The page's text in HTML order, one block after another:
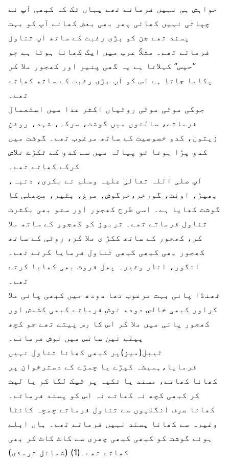
خواہش ہی نہیں فرماتے تھے یہاں تک کہ کبھی آپ نے
چپاتی نہیں کھائی پھر بھی بعض کھانے آپ کو بہت
پسند تھے جن کو بڑی رغبت کے ساتھ آپ تناول
فرماتے تھے۔ مثلاً عرب میں ایک کھانا ہوتا ہے جو
”حیس” کہلاتا ہے یہ گھی پنیر اور کھجور ملا کر
پکایا جاتا ہے اس کو آپ بڑی رغبت کے ساتھ کھاتے
تھے۔
جوکی موٹی موٹی روٹیاں اکثر غذا میں استعمال
فرماتے، سالنوں میں گوشت، سرکہ، شہد، روغن
زیتون، کدو خصوصیت کے ساتھ مرغوب تھے۔ گوشت میں
کدو پڑا ہوتا تو پیالہ میں سے کدو کے ٹکڑے تلاش
کرکے کھاتے تھے۔
آپ صلی اللہ تعالیٰ علیہ وسلم نے بکری، دنبہ،
بھیڑ، اونٹ، گورخر،خرگوش، مرغ، بٹیر، مچھلی کا
گوشت کھایا ہے۔ اسی طرح کھجور اور ستو بھی بکثرت
تناول فرماتے تھے۔ تربوز کو کھجور کے ساتھ ملا
کر، کھجور کے ساتھ ککڑ ی ملا کر، روٹی کے ساتھ
کھجور بھی کبھی کبھی تناول فرمایا کرتے تھے۔
انگور، انار وغیرہ پھل فروٹ بھی کھایا کرتے
تھے۔
ٹھنڈا پانی بہت مرغوب تھا دودھ میں کبھی پانی ملا
کراور کبھی خالص دودھ نوش فرماتے کبھی کشمش اور
کھجور پانی میں ملا کر اس کا رس پیتے تھے جو کچھ
پیتے تین سانس میں نوش فرماتے۔
ٹیبل(میز)پر کبھی کھانا تناول نہیں
فرمایا،ہمیشہ کپڑے یا چمڑے کے دسترخوان پر
کھانا کھاتے، مسند یا تکیہ پر ٹیک لگا کر یا لیٹ
کر کبھی کچھ نہ کھاتے نہ اس کو پسند فرماتے۔
کھانا صرف انگلیوں سے تناول فرماتے چمچہ کانٹا
وغیرہ سے کھانا پسند نہیں فرماتے تھے۔ ہاں ابلے
ہوئے گوشت کو کبھی کبھی چھری سے کاٹ کاٹ کر بھی
کھاتے تھے۔(1) (شمائل ترمذی)